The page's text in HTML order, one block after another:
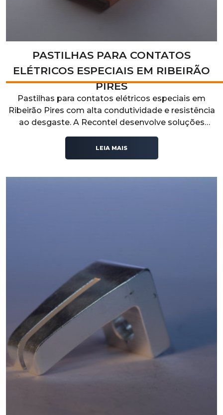
PASTILHAS PARA CONTATOS
ELÉTRICOS ESPECIAIS EM RIBEIRÃO
PIRES
Pastilhas para contatos elétricos especiais em
Ribeirão Pires com alta condutividade e resistência
ao desgaste. A Recontel desenvolve soluções
técnicas para aplicações industriais que exigem
desempenho elétrico, durabilidade e confiabilidade
operacional.
LEIA MAIS